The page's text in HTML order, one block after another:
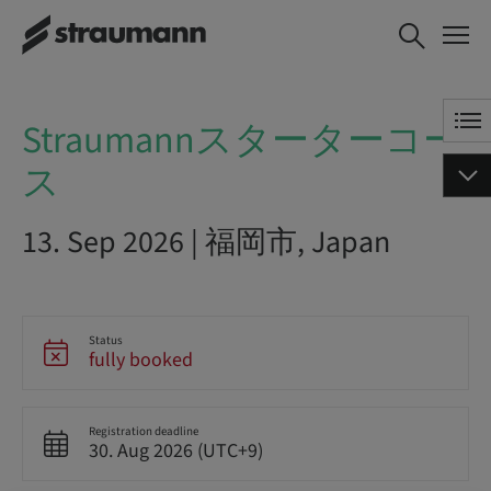
Straumannスターターコース
Straumannスターターコー
ス
13. Sep 2026 | 福岡市, Japan
Status
fully booked
Registration deadline
30. Aug 2026 (UTC+9)